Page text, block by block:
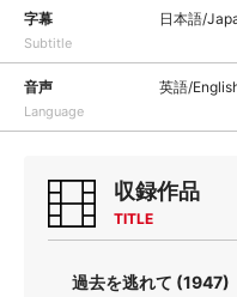
字幕
Subtitle
日本語/
音声
Language
英語/
収録作品
TITLE
過去を逃れて (1947)